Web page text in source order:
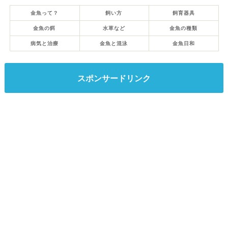
金魚って？ 飼い方 飼育器具
金魚の餌 水草など 金魚の種類
病気と治療 金魚と混泳 金魚日和
スポンサードリンク